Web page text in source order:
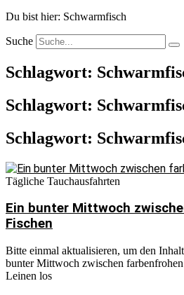
Du bist hier: Schwarmfisch
Suche
Schlagwort:
Schlagwort:
Schlagwort:
Tägliche Tauchausfahrten
Ein bunter Mittwoch
Fischen
Bitte einmal aktualisieren, um den
bunter Mittwoch zwischen
Leinen los